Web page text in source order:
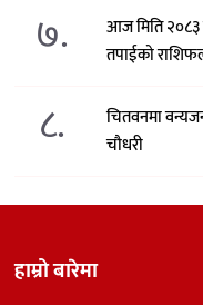
७.
आज मिति
तपाईको
८.
चितवनमा
चौधरी
हाम्रो बारेमा